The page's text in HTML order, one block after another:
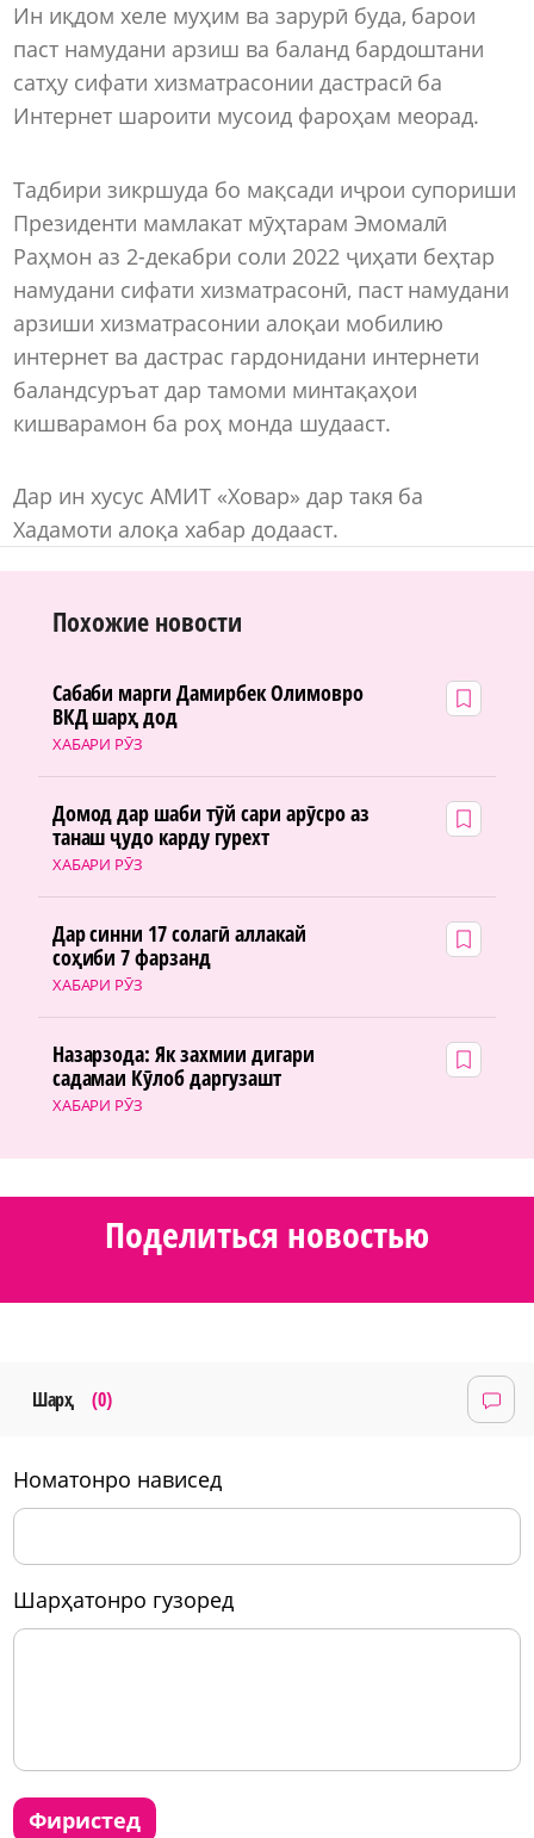
Ин иқдом хеле муҳим ва зарурӣ буда, барои
паст намудани арзиш ва баланд бардоштани
сатҳу сифати хизматрасонии дастрасӣ ба
Интернет шароити мусоид фароҳам меорад.
Тадбири зикршуда бо мақсади иҷрои супориши
Президенти мамлакат мӯҳтарам Эмомалӣ
Раҳмон аз 2-декабри соли 2022 ҷиҳати беҳтар
намудани сифати хизматрасонӣ, паст намудани
арзиши хизматрасонии алоқаи мобилию
интернет ва дастрас гардонидани интернети
баландсуръат дар тамоми минтақаҳои
кишварамон ба роҳ монда шудааст.
Дар ин хусус АМИТ «Ховар» дар такя ба
Хадамоти алоқа хабар додааст.
Похожие новости
ХАБАРИ РӮЗ
Сабаби марги Дамирбек Олимовро
ВКД шарҳ дод
ХАБАРИ РӮЗ
Домод дар шаби тӯй сари арӯсро аз
танаш ҷудо карду гурехт
ХАБАРИ РӮЗ
Дар синни 17 солагӣ аллакай
соҳиби 7 фарзанд
ХАБАРИ РӮЗ
Назарзода: Як захмии дигари
садамаи Кӯлоб даргузашт
Поделиться новостью
Шарҳ (0)
номатонро нависед
шарҳатонро гузоред
фиристед